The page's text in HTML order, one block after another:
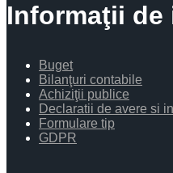
Informaţii
Buget
Bilanţuri contabile
Achiziţii publice
Declaratii de avere si
Formulare tip
GDPR